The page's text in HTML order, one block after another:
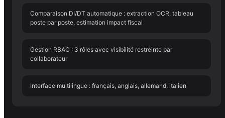
Comparaison DI/DT automatique : extraction OCR, tableau
poste par poste, estimation impact fiscal
Gestion RBAC : 3 rôles avec visibilité restreinte par
collaborateur
Interface multilingue : français, anglais, allemand, italien